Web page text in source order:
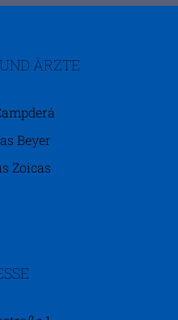
ÄRZTE
Beyer
Zoicas